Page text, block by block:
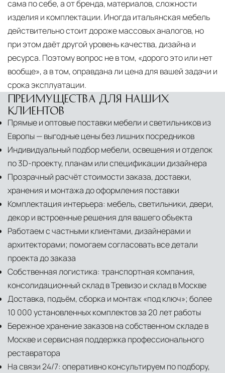
сама по себе, а от бренда, материалов, сложности
изделия и комплектации. Иногда итальянская мебель
действительно стоит дороже массовых аналогов, но
при этом даёт другой уровень качества, дизайна и
ресурса. Поэтому вопрос не в том, «дорого это или нет
вообще», а в том, оправдана ли цена для вашей задачи и
срока эксплуатации.
ПРЕИМУЩЕСТВА ДЛЯ НАШИХ
КЛИЕНТОВ
Прямые и оптовые поставки мебели и светильников из
Европы — выгодные цены без лишних посредников
Индивидуальный подбор мебели, освещения и отделок
по 3D-проекту, планам или спецификации дизайнера
Прозрачный расчёт стоимости заказа, доставки,
хранения и монтажа до оформления поставки
Комплектация интерьера: мебель, светильники, двери,
декор и встроенные решения для вашего объекта
Работаем с частными клиентами, дизайнерами и
архитекторами; помогаем согласовать все детали
проекта до заказа
Собственная логистика: транспортная компания,
консолидационный склад в Тревизо и склад в Москве
Доставка, подъём, сборка и монтаж «под ключ»; более
10 000 установленных комплектов за 20 лет работы
Бережное хранение заказов на собственном складе в
Москве и сервисная поддержка профессионального
реставратора
На связи 24/7: оперативно консультируем по подбору,